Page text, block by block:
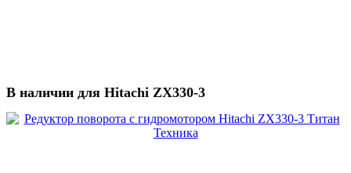
В наличии для Hitachi ZX330-3